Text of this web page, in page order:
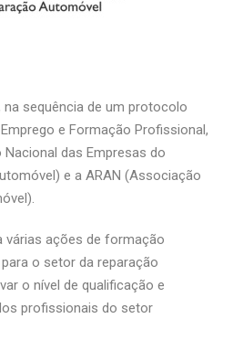
na sequência de um protocolo
e Formação Profissional,
das Empresas do
e a ARAN (Associação
várias ações de formação
o setor da reparação
o nível de qualificação e
profissionais do setor